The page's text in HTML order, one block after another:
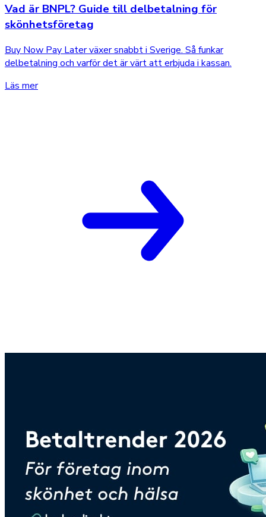
Vad är BNPL? Guide till delbetalning för
skönhetsföretag
Buy Now Pay Later växer snabbt i Sverige. Så funkar
delbetalning och varför det är värt att erbjuda i kassan.
Läs mer